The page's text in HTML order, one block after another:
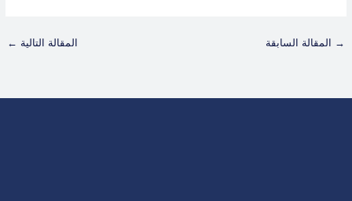
→ المقالة السابقة المقالة التالية ←